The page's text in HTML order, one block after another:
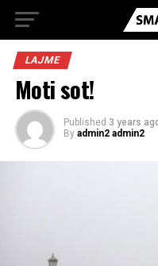
LAJME
Moti sot!
Published 3 years
By admin2 admin2